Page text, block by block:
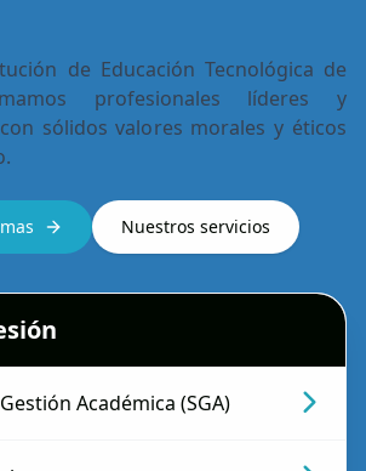
de Educación Tecnológica de
profesionales líderes y
sólidos valores morales y éticos
Nuestros servicios
Académica (SGA)